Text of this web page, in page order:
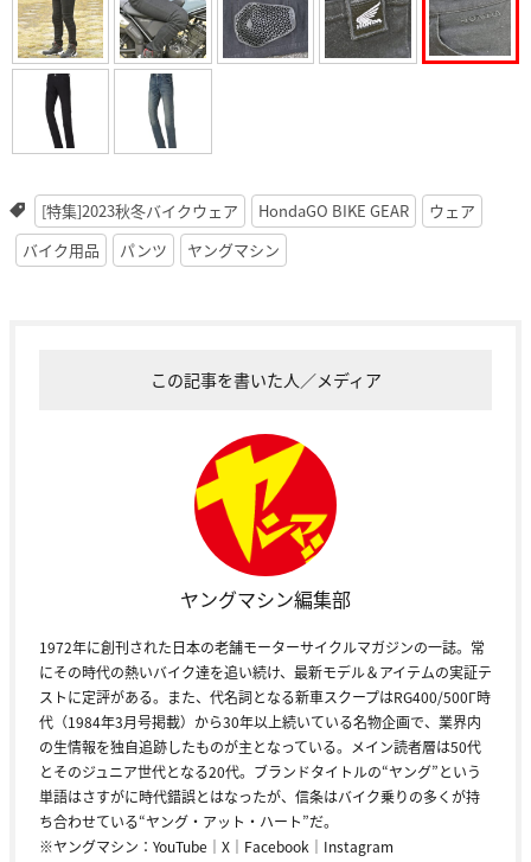
[特集]2023秋冬バイクウェア HondaGO BIKE GEAR
ウェア
バイク用品
パンツ ヤングマシン
この記事を書いた人／メディア
ヤングマシン編集部
1972年に創刊された日本の老舗モーターサイクルマガジンの一誌。常
にその時代の熱いバイク達を追い続け、最新モデル＆アイテムの実証テ
ストに定評がある。また、代名詞となる新車スクープはRG400/500Γ時
代（1984年3月号掲載）から30年以上続いている名物企画で、業界内
の生情報を独自追跡したものが主となっている。メイン読者層は50代
とそのジュニア世代となる20代。ブランドタイトルの“ヤング”という
単語はさすがに時代錯誤とはなったが、信条はバイク乗りの多くが持
ち合わせている“ヤング・アット・ハート”だ。
※ヤングマシン： YouTube ｜ X ｜ Facebook ｜ Instagram